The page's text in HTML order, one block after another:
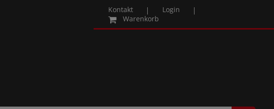
Kontakt
Login
Warenkorb